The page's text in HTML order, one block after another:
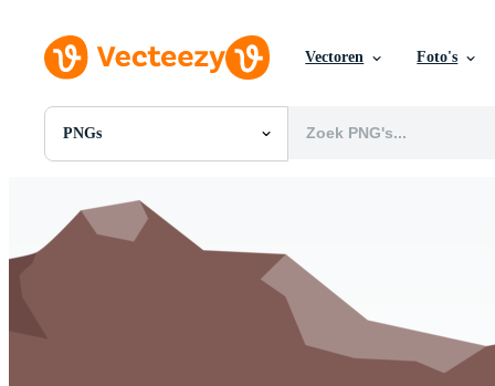
Vectoren Foto's
PNGs
Alle Afbeeldingen
PNGs
PSDs